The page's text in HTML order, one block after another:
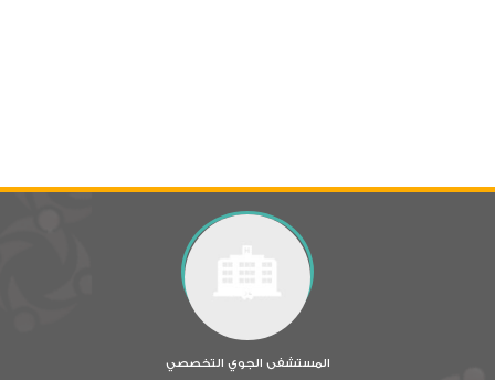
المستشفى الجوي التخصصي